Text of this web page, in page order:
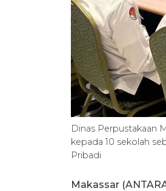
Dinas Perpustakaan
kepada 10 sekolah
Pribadi
Makassar